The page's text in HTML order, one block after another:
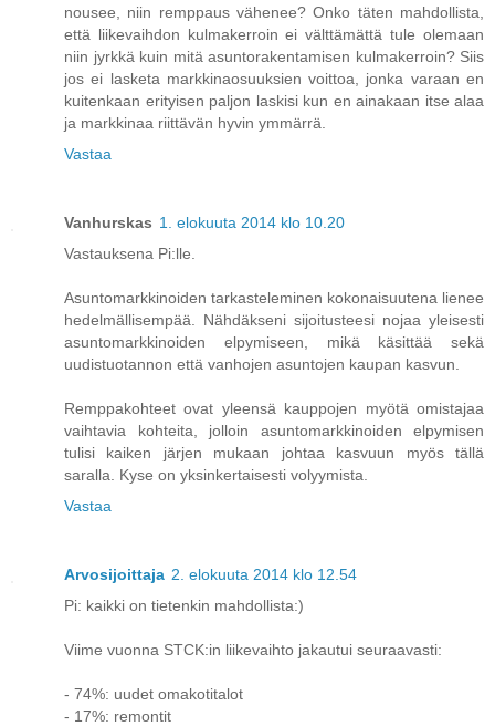
nousee, niin remppaus vähenee? Onko täten mahdollista,
että liikevaihdon kulmakerroin ei välttämättä tule olemaan
niin jyrkkä kuin mitä asuntorakentamisen kulmakerroin? Siis
jos ei lasketa markkinaosuuksien voittoa, jonka varaan en
kuitenkaan erityisen paljon laskisi kun en ainakaan itse alaa
ja markkinaa riittävän hyvin ymmärrä.
Vastaa
Vanhurskas 1. elokuuta 2014 klo 10.20
Vastauksena Pi:lle.
Asuntomarkkinoiden tarkasteleminen kokonaisuutena lienee
hedelmällisempää. Nähdäkseni sijoitusteesi nojaa yleisesti
asuntomarkkinoiden elpymiseen, mikä käsittää sekä
uudistuotannon että vanhojen asuntojen kaupan kasvun.
Remppakohteet ovat yleensä kauppojen myötä omistajaa
vaihtavia kohteita, jolloin asuntomarkkinoiden elpymisen
tulisi kaiken järjen mukaan johtaa kasvuun myös tällä
saralla. Kyse on yksinkertaisesti volyymista.
Vastaa
Arvosijoittaja 2. elokuuta 2014 klo 12.54
Pi: kaikki on tietenkin mahdollista:)
Viime vuonna STCK:in liikevaihto jakautui seuraavasti:
- 74%: uudet omakotitalot
- 17%: remontit